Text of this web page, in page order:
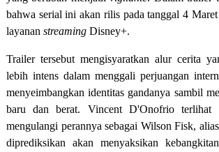
bahwa serial ini akan rilis pada tanggal 4
layanan streaming Disney+.
Trailer tersebut mengisyaratkan alur cerita
lebih intens dalam menggali perjuangan
menyeimbangkan identitas gandanya sambil
baru dan berat. Vincent D'Onofrio terlihat
mengulangi perannya sebagai Wilson Fisk,
diprediksikan akan menyaksikan